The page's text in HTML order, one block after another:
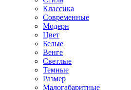
Классика
Современные
Модерн
Цвет
Белые
Венге
Светлые
Темные
Размер
Малогабаритные